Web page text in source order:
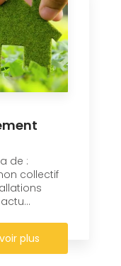
de :
collectif
plus